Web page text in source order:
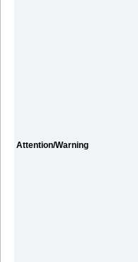
Attention/Warning